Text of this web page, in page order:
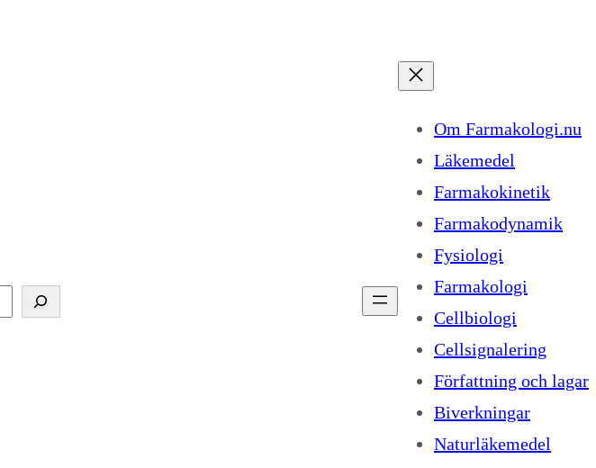
Om Farmakologi.nu
Läkemedel
Farmakokinetik
Farmakodynamik
Fysiologi
Farmakologi
Cellbiologi
Cellsignalering
Författning och lagar
Biverkningar
Naturläkemedel